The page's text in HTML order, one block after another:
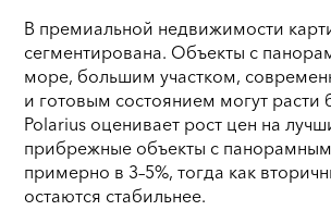
В премиальной недвижимости
сегментирована. Объекты с
море, большим участком,
и готовым состоянием могут расти
Polarius оценивает рост цен на
прибрежные объекты с
примерно в 3–5%, тогда как
остаются стабильнее.